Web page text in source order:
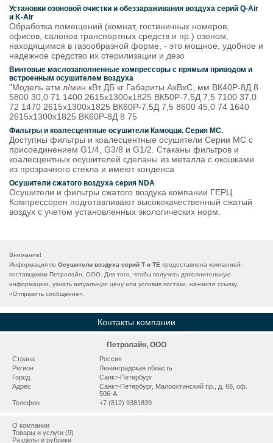
Установки озоновой очистки и обеззараживания воздуха серий Q-Air
и K-Air
Обработка помещений (комнат, гостиничных номеров,
офисов, салонов транспортных средств и пр.) озоном,
находящимся в газообразной форме, - это мощное, удобное и
надежное средство их стерилизации и дезо
Винтовые маслозаполненные компрессоры с прямым приводом и
встроенным осушителем воздуха
"Модель атм л/мин кВт ДБ кг Габариты АхВхС, мм ВК40Р-8Д 8
5800 30,0 71 1400 2615x1300x1825 ВК50Р-7,5Д 7,5 7100 37,0
72 1470 2615x1300x1825 ВК60Р-7,5Д 7,5 8600 45,0 74 1640
2615x1300x1825 ВК60Р-8Д 8 75
Фильтры и коалесцентные осушители Камоцци. Серия MC.
Доступны фильтры и коалесцентные осушители Серии MC с
присоединением G1/4, G3/8 и G1/2. Стаканы фильтров и
коалесцентных осушителей сделаны из металла с окошками
из прозрачного стекла и имеют конденса
Осушители сжатого воздуха серия NDA
Осушители и фильтры сжатого воздуха компании ГЕРЦ
Компрессорен подготавливают высококачественный сжатый
воздух с учетом установленных экологических норм.
Внимание!
Информация по Осушители воздуха серий T и TE предоставлена компанией-
поставщиком Петролайн, ООО. Для того, чтобы получить дополнительную
информацию, узнать актуальную цену или условия постаки, нажмите ссылку
«Отправить сообщение».
Контакты компании
Петролайн, ООО
Страна
Россия
Регион
Ленинградская область
Город
Санкт-Петербург
Адрес
Санкт-Петербург, Малоохтинский пр., д. 68, оф.
506-А
Телефон
+7 (812) 9381839
О компании
Товары и услуги (9)
Разделы и рубрики